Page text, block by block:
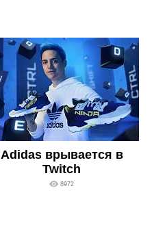
Adidas врывается в
Twitch
8972